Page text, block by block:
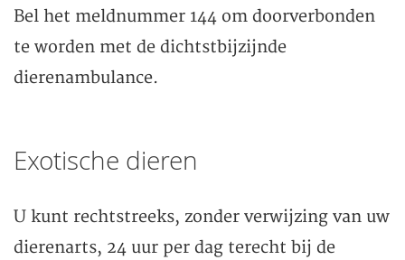
Bel het meldnummer 144 om doorverbonden
te worden met de dichtstbijzijnde
dierenambulance.
Exotische dieren
U kunt rechtstreeks, zonder verwijzing van uw
dierenarts, 24 uur per dag terecht bij de